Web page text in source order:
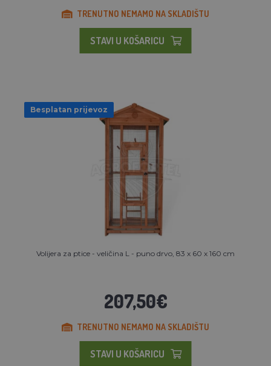
TRENUTNO NEMAMO NA SKLADIŠTU
STAVI U KOŠARICU
Besplatan prijevoz
Volijera za ptice - veličina L - puno drvo, 83 x 60 x 160 cm
207,50€
TRENUTNO NEMAMO NA SKLADIŠTU
STAVI U KOŠARICU